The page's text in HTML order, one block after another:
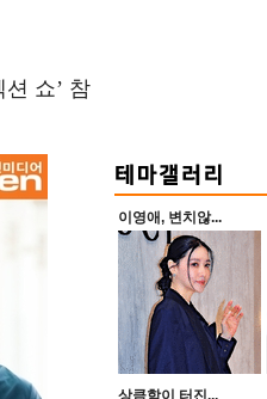
쇼’ 참
이영애, 변치않...
상큼함이 터진...